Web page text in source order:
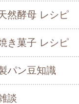
然酵母 レシピ
き菓子 レシピ
パン豆知識
談